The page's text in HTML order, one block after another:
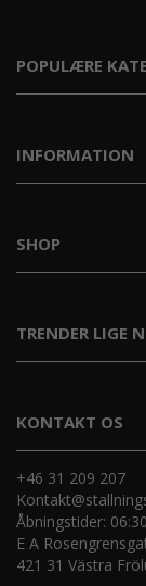
KONTAKT OS
+46 31 209 207
Åbningstider:
E A
421 31 Västra
POPULÆRE
INFORMATION
TRENDER LIGE
SHOP